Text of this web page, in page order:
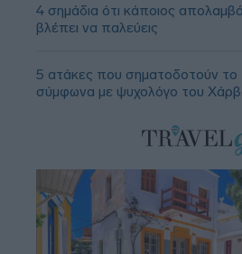
4 σημάδια ότι κάποιος
βλέπει να παλεύεις
5 ατάκες που σηματοδοτούν το
σύμφωνα με ψυχολόγο του